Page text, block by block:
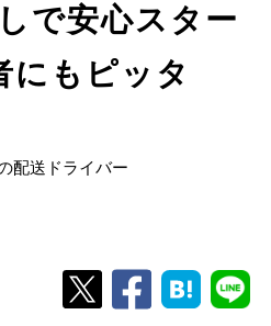
で安心スター
にもピッタ
配送ドライバー